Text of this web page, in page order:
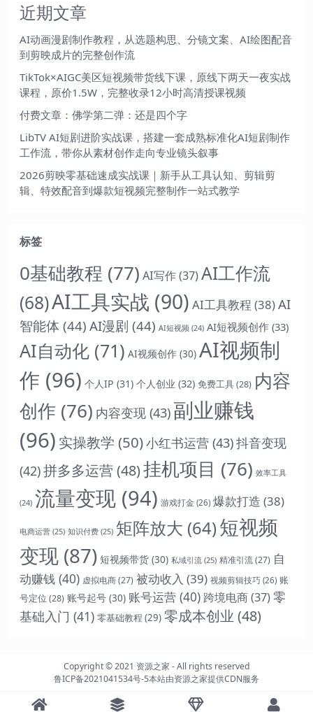
近期文章
AI动画漫剧制作教程，从选题构思、分镜文案、AI绘图配音
到剪映成片的完整创作流
TikTok×AIGC美区短视频带货线下课，原线下两天一夜实战
课程，原价1.5W，完整收录12小时高清授课视频
付费文章：佛学第二弹：还是四个字
LibTV AI短剧进阶实战课，搭建一套成熟标准化AI短剧制作
工作流，带你从素材创作走向专业镜头叙事
2026剪映零基础速成实战课｜新手从工具认知、剪辑剪
辑、特效配音到爆款短视频完整制作一站式教学
标签
0基础教程 (77) AI写作(37)AI工作流
(68)AI工具实战 (90) AI工具教程 (38)AI
智能体 (44) AI漫剧 (44) AI短视频 (24) AI短视频创作 (33)
AI自动化 (71) AI视频创作 (30) AI视频制
作 (96) 个人IP (31) 个人创业 (32) 免费工具(28) 内容
创作 (76) 内容变现 (43) 副业赚钱
(96) 实操教学 (50)小红书运营 (43)抖音变现
(42)拼多多运营 (48)挂机项目 (76) 效率工具
(24) 流量变现 (94) 游戏打金 (26) 爆款打造 (38)
电商运营 (25) 知识付费 (25) 矩阵放大 (64)短视频
变现 (87) 短视频带货 (30) 私域引流 (25) 精准引流(27) 自
动赚钱 (40) 虚拟电商(27) 被动收入 (39) 视频剪辑技巧 (26) 账
号定位 (28) 账号起号 (30) 账号运营 (40) 跨境电商(37) 零
基础入门 (41) 零基础教程 (29) 零成本创业 (48)
Copyright © 2021 资源之家 - All rights reserved
鲁ICP备2021041534号-5本站由资源之家提供CDN服务